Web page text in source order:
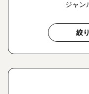
ジャン
絞